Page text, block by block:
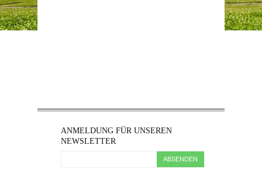
ANMELDUNG FÜR UNSEREN
NEWSLETTER
ABSENDEN